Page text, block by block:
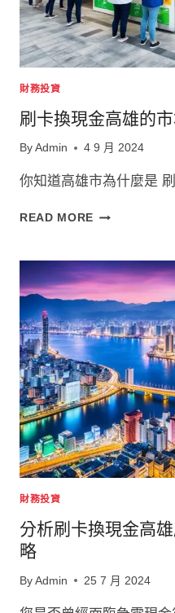
避
免
被
列
信
名
單
財務投資
刷卡換現金高雄的
By Admin 4 9 月 2024
你知道高雄市為什麼是
READ MORE 刷
現
金
高
雄
的
場
需
求
析
財務投資
分析刷卡換現金高
略
By Admin 25 7 月 2024